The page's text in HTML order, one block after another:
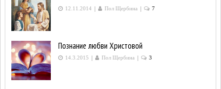
12.11.2014 | Пол Щербина | 7
Познание любви Христовой
14.3.2015 | Пол Щербина | 3